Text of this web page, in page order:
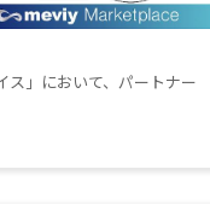
」において、パートナー